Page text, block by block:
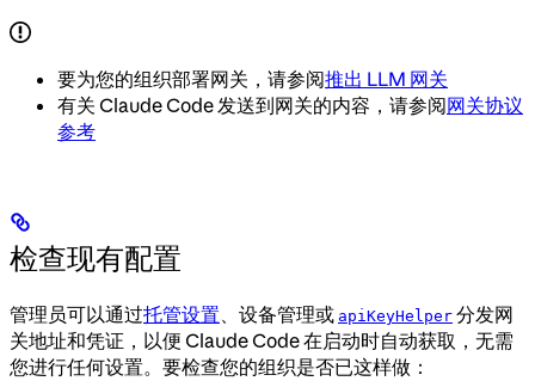
要为您的组织部署网关，请参阅推出 LLM 网关
有关 Claude Code 发送到网关的内容，请参阅网关协议
参考
检查现有配置
管理员可以通过托管设置、设备管理或 apiKeyHelper 分发网
关地址和凭证，以便 Claude Code 在启动时自动获取，无需
您进行任何设置。要检查您的组织是否已这样做：